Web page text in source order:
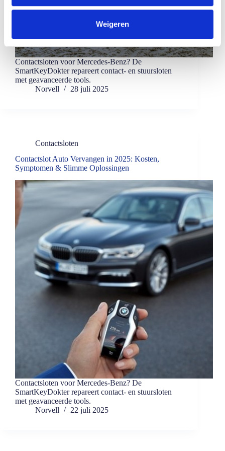
Weigeren
Contactsloten voor Mercedes-Benz? De
SmartKeyDokter repareert contact- en stuursloten
met geavanceerde tools.
Norvell
28 juli 2025
Contactsloten
Contactslot Auto Vervangen in 2025: Kosten,
Symptomen & Slimme Oplossingen
Contactsloten voor Mercedes-Benz? De
SmartKeyDokter repareert contact- en stuursloten
met geavanceerde tools.
Norvell
22 juli 2025